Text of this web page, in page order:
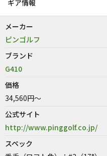
ギア情報
メーカー
ピンゴルフ
ブランド
G410
価格
34,560円～
公式サイト
http://www.pinggolf.co.jp/
スペック